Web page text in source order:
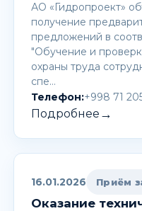
АО «Гидропроект»
получение
предложений в
"Обучение и
охраны труда
спе…
Телефон:+998 71
Подробнее →
16.01.2026 Приём
Оказание